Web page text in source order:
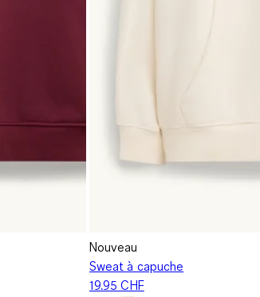
Nouveau
Sweat à capuche
19.95 CHF